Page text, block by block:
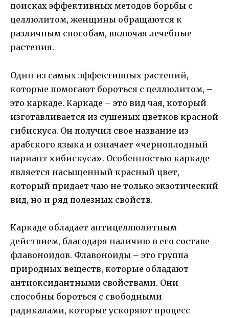
поисках эффективных методов борьбы с
целлюлитом, женщины обращаются к
различным способам, включая лечебные
растения.
Один из самых эффективных растений,
которые помогают бороться с целлюлитом, –
это каркаде. Каркаде – это вид чая, который
изготавливается из сушеных цветков красной
гибискуса. Он получил свое название из
арабского языка и означает «черноплодный
вариант хибискуса». Особенностью каркаде
является насыщенный красный цвет,
который придает чаю не только экзотический
вид, но и ряд полезных свойств.
Каркаде обладает антицеллюлитным
действием, благодаря наличию в его составе
флавоноидов. Флавоноиды – это группа
природных веществ, которые обладают
антиоксидантными свойствами. Они
способны бороться с свободными
радикалами, которые ускоряют процесс